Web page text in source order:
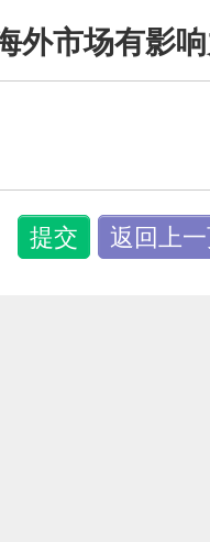
外市场有影